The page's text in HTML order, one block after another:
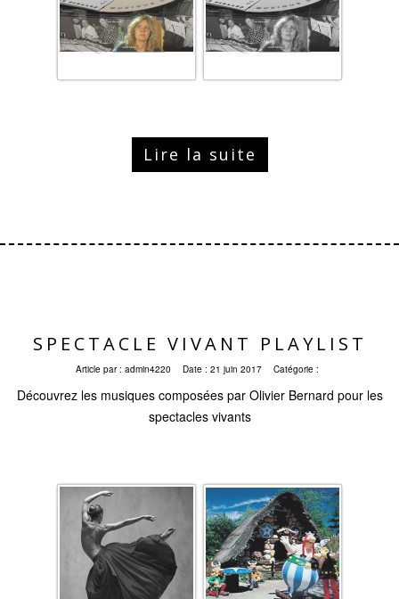
Lire la suite
SPECTACLE VIVANT PLAYLIST
Article par : admin4220 Date : 21 juin 2017 Catégorie :
Découvrez les musiques composées par Olivier Bernard pour les
spectacles vivants